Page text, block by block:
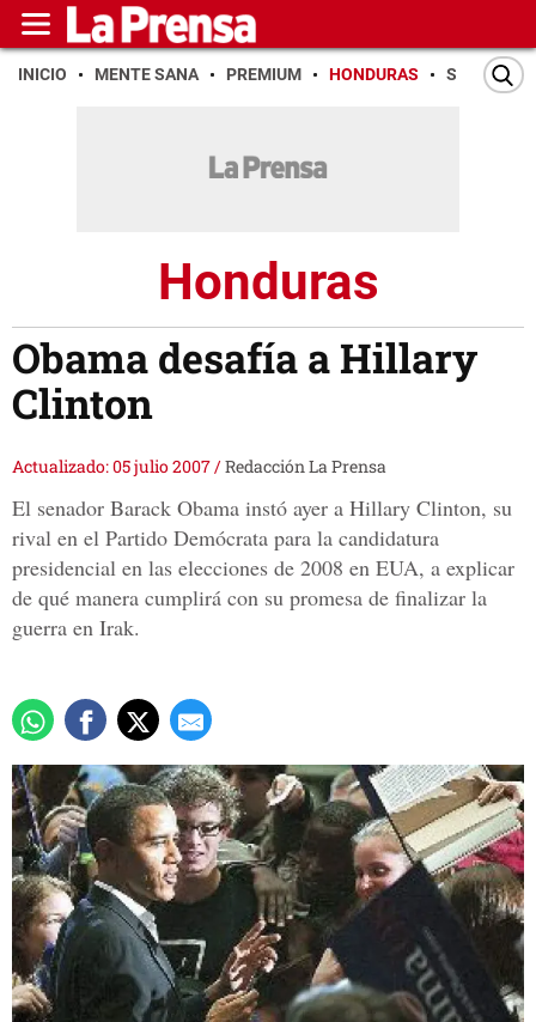
INICIO MENTE SANA PREMIUM HONDURAS SAN PEDRO
Honduras
Obama desafía a Hillary
Clinton
Actualizado: 05 julio 2007/Redacción La Prensa
El senador Barack Obama instó ayer a Hillary Clinton, su
rival en el Partido Demócrata para la candidatura
presidencial en las elecciones de 2008 en EUA, a explicar
de qué manera cumplirá con su promesa de finalizar la
guerra en Irak.